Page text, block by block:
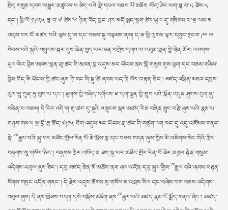
བཀའ་དྲིན་རྗེས་དྲན་གྱི་གཟེངས་བསྟོད་བྱམས་བརྩེའི་འོད་སྣང་།: དགུང་ལོ་དགུ་བཅུར་
ཕེབས་པའི་བཀའ་དྲིན་རྗེས་དྲན་གྱི་གཟེངས་བསྟོད་བྱམས་བརྩེའི་འོད་སྣང་།སྲིད་གསུམ་
འཇིག་རྟེན
སྲིད་གསུམ་དབང་བསྒྱུར་མཚུངས་པ་མེད་པའི་སྡེ་དཔལ་བཟང་པོ་མཆོག །བོད་ཤིང་ཕག་ཟླ་བ་༥ ཚེས་༥
དང་། ཕྱི་ལོ་༡༩༣༥ ཟླ་བ་༧ ཚེས་༦ ཉིན་བོད་བྱང་ཤར་མདོ་སྨད་སྟག་ཚེར་ཡུལ་དུ་གཟིགས་པ་ལྔ་ལས་མ་
འདས་པར་ངོ་མཚར་བའི་ལྟས་དུ་མ་དང་བཅས་སྐུ་བལྟམས་ནས། ད་ཆ་ཕྱི་ལུགས་ལྟར་དགུང་གྲངས་༩༠ ལ་
ཕེབས་པའི་སྐུའི་འཁྲུངས་སྐར་དུས་ཆེན་ཁྱད་པར་ཅན་བཀྲིས་དགའ་བ་འབུམ་ལྡན་གྱི་ཉིན་མོར། འཕགས་
ཡུལ་སེར་བྱེས་མཁས་སྙན་གྲྭ་ཚང་གི་མཁན་བླ་འདུས་མང་ཡོངས་ནས་སྒོ་གསུམ་གུས་ཕྱག་དང་བཅས་གཞིས་
བྱེས་བོད་མི་ཡོངས་ཀྱི་ཚབ་ཞུས་ཏེ་གང་གི་སྐུ་ཚེ་ཞབས་པད་ཁྲི་ལོར་བརྟན་ཅིང་། མཛད་འཕྲིན་མཐའ་དབུས་
ཡུལ་གྲུ་ཀུན་ཏུ་ཁྱབ་པ་དང་། ཐུགས་ཀྱི་བཞེད་དགོངས་ཐ་དག་ལྷུན་གྱི་གྲུབ་པའི་སྨོན་འདུན་ཤུགས་དྲག་ཞུ་
བཞིན་པ་བཅས། དེ་རིང་འདི་ག་གྲྭ་ཚང་དུ་སྐུའི་འཁྲུངས་སྐར་མཛད་རིམ་བཞིན་སྲུང་བརྩི་ཞུས་པའི་རྣམ་པ་
གཤམ་གསལ། སྔ་དྲོ་ཆུ་ཚོད་༧།༡༥ ཐོག་འདུས་མང་ཡོངས་གྲྭ་ཚང་གི་གཙུག་ལག་ཁང་དུ་འདུ་འཛོམས་གནང་
སྟེ། ༸རྒྱལ་བའི་སྐུ་པར་མཐོང་གྲོལ་རིན་པོ་ཆེ་སྤོས་སྣ་དང་བཅས་གདན་ཞུས་ཀྱིས་མི་འཇིགས་སེང་གེའི་ཁྲིར་
བཞུགས་སུ་གསོལ་ཅིང་། བཞུགས་ཁྲིར་འཁོད་མ་ཐག་སྐུ་པར་མཐོང་གྲོལ་རིན་པོ་ཆེར་མཎྜལ་རྟེན་གསུམ་
འདེགས་འབུལ་ཞུས་ཅིང་། དབུ་མཛད་ཆེན་མོ་མཆོག་ནས་ཞལ་འདོན་དབུ་སྐུལ་གྱིས་༸རྒྱལ་བའི་ཞབས་བརྟན་
སོགས་གསུང་འདོན་གནང་། དེ་རྗེས་འདུས་ཚོགས་སུ་གསོལ་ཇ་འབྲས་སིལ་དང་བཞེས་བག་བཅས་འདེགས་
འབུལ་ཞུས། དེ་ནས་ཁྲིམས་བདག་དགེ་བསྐོས་མཆོག་ནས་༸རྒྱལ་བའི་མཛད་རྣམ་ངོ་སྤྲོད་གནང་ཞིང་། མཛད་